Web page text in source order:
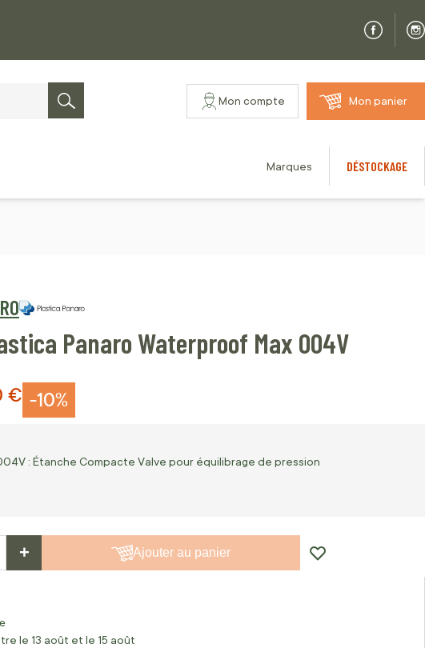
Rechercher
Mon compte Mon panier
Marques DÉSTOCKAGE
Panaro Waterproof Max 004V
-10%
€
: Étanche Compacte Valve pour équilibrage de pression
+ Ajouter au panier
le 13 août et le 15 août